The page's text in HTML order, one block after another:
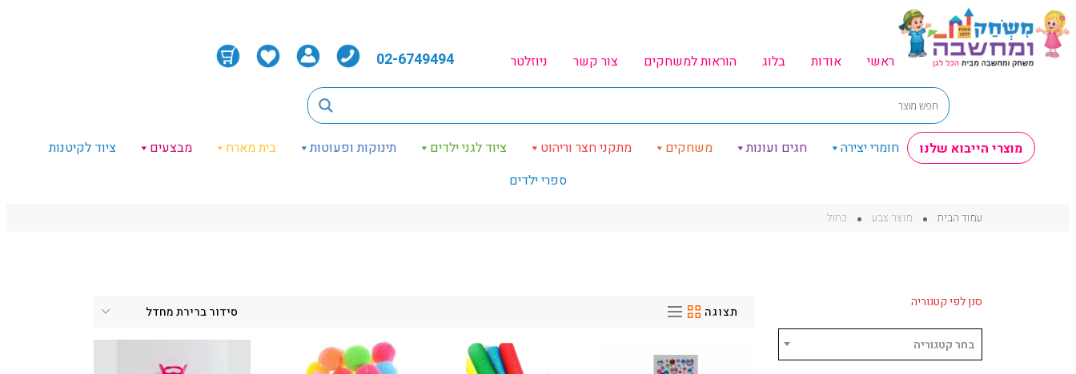
ראשי אודות בלוג הוראות למשחקים צור קשר ניוזלטר 02-6749494
מוצרי הייבוא שלנו חומרי יצירה חגים ועונות משחקים מתקני חצר וריהוט ציוד לגני ילדים תינוקות ופעוטות בית מארח מבצעים
ציוד לקיטנות
ספרי ילדים
עמוד הבית מוצר צבע כחול
סנן לפי קטגוריה
בחר קטגוריה
תצוגה